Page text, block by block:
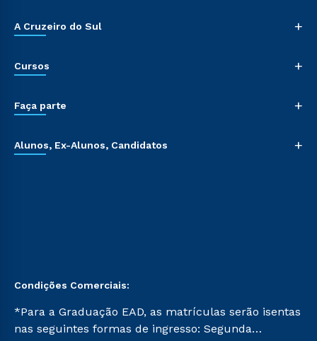
A Cruzeiro do Sul +
Cursos +
Faça parte +
Alunos, Ex-Alunos, Candidatos +
Condições Comerciais:
*Para a Graduação EAD, as matrículas serão isentas
nas seguintes formas de ingresso: Segunda